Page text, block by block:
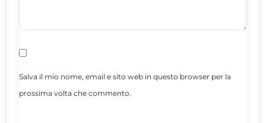
Salva il mio nome, email e sito web in questo browser per la
prossima volta che commento.